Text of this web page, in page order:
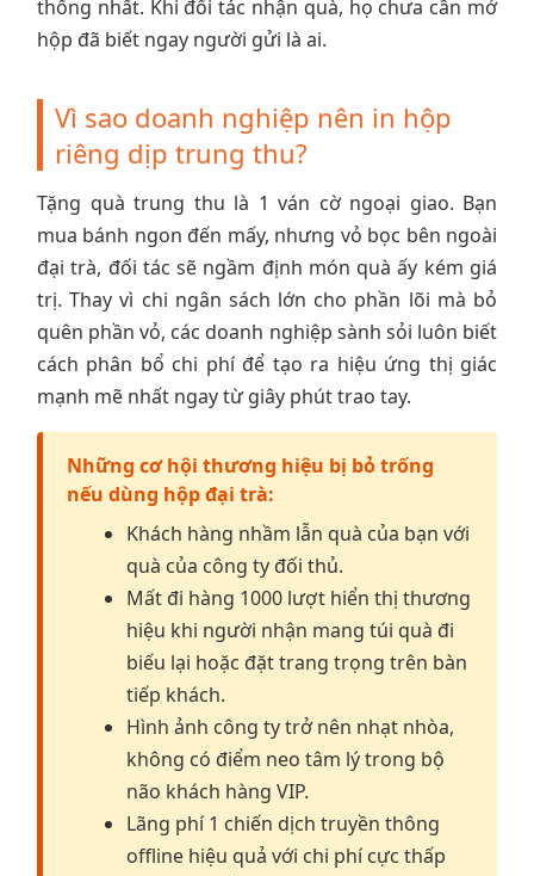
thống nhất. Khi đối tác nhận quà, họ chưa cần mở
hộp đã biết ngay người gửi là ai.
Vì sao doanh nghiệp nên in hộp
riêng dịp trung thu?
Tặng quà trung thu là 1 ván cờ ngoại giao. Bạn
mua bánh ngon đến mấy, nhưng vỏ bọc bên ngoài
đại trà, đối tác sẽ ngầm định món quà ấy kém giá
trị. Thay vì chi ngân sách lớn cho phần lõi mà bỏ
quên phần vỏ, các doanh nghiệp sành sỏi luôn biết
cách phân bổ chi phí để tạo ra hiệu ứng thị giác
mạnh mẽ nhất ngay từ giây phút trao tay.
Những cơ hội thương hiệu bị bỏ trống
nếu dùng hộp đại trà:
Khách hàng nhầm lẫn quà của bạn với
quà của công ty đối thủ.
Mất đi hàng 1000 lượt hiển thị thương
hiệu khi người nhận mang túi quà đi
biếu lại hoặc đặt trang trọng trên bàn
tiếp khách.
Hình ảnh công ty trở nên nhạt nhòa,
không có điểm neo tâm lý trong bộ
não khách hàng VIP.
Lãng phí 1 chiến dịch truyền thông
offline hiệu quả với chi phí cực thấp